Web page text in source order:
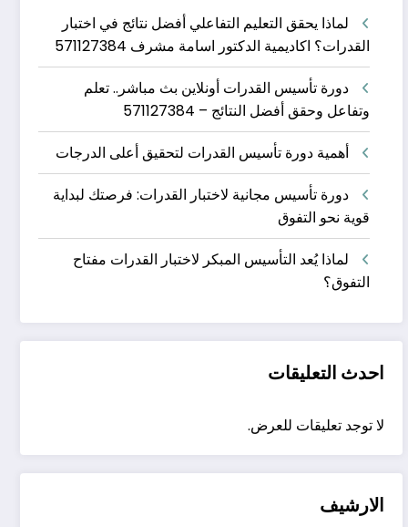
لماذا يحقق التعليم التفاعلي أفضل نتائج في اختبار
القدرات؟ اكاديمية الدكتور اسامة مشرف 571127384
دورة تأسيس القدرات أونلاين بث مباشر.. تعلم
وتفاعل وحقق أفضل النتائج – 571127384
أهمية دورة تأسيس القدرات لتحقيق أعلى الدرجات
دورة تأسيس مجانية لاختبار القدرات: فرصتك لبداية
قوية نحو التفوق
لماذا يُعد التأسيس المبكر لاختبار القدرات مفتاح
التفوق؟
احدث التعليقات
لا توجد تعليقات للعرض.
الارشيف